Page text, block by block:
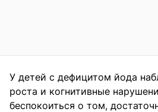
У детей с дефицитом йода
роста и когнитивные
беспокоиться о том,